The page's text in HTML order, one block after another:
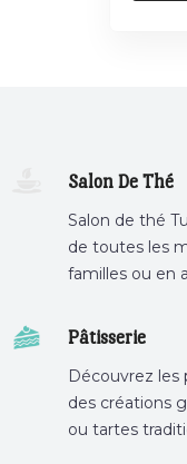
Salon De Thé
Salon de thé
de toutes les
familles ou en
Pâtisserie
Découvrez les
des créations
ou tartes